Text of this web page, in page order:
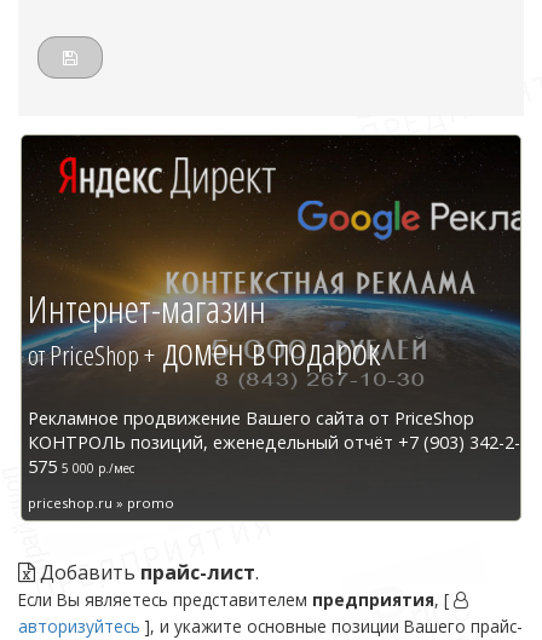
Интернет-магазин
от PriceShop +домен в подарок
Рекламное продвижение Вашего сайта от PriceShop
КОНТРОЛЬ позиций, еженедельный отчёт +7 (903) 342-2-
575 5 000 р./мес
priceshop.ru » promo
Добавить прайс-лист.
Если Вы являетесь представителем предприятия, [
авторизуйтесь ], и укажите основные позиции Вашего прайс-